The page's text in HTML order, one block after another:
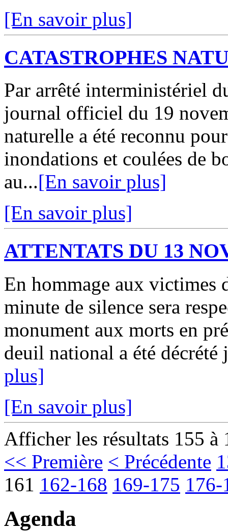
[En savoir plus]
CATASTROPHES
Par arrêté interministériel
journal officiel du 19
naturelle a été reconnu
inondations et coulées de
au...[En savoir plus]
[En savoir plus]
ATTENTATS DU 13
En hommage aux victimes
minute de silence sera
monument aux morts en
deuil national a été décrété
plus]
[En savoir plus]
Afficher les résultats 155 à
<< Première < Précédente
161 162-168 169-175 176-
Agenda